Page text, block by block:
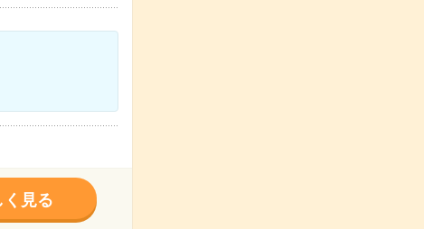
く見る